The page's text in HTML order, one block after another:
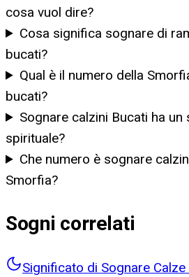
cosa vuol dire?
Cosa significa sognare di
bucati?
Qual è il numero della
bucati?
Sognare calzini Bucati ha un
spirituale?
Che numero è sognare
Smorfia?
Sogni correlati
Significato di Sognare